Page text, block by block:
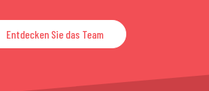
Entdecken Sie das Team